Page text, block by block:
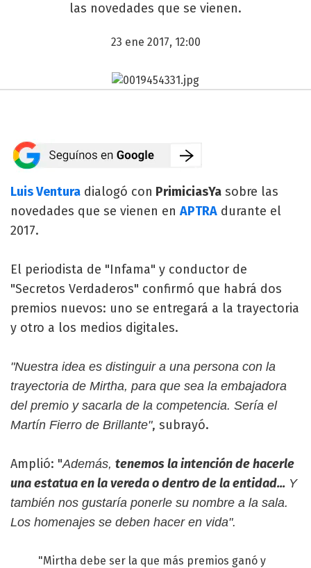
las novedades que se vienen.
23 ene 2017, 12:00
Luis Ventura dialogó con PrimiciasYa sobre las
novedades que se vienen en APTRA durante el
2017.
El periodista de "Infama" y conductor de
"Secretos Verdaderos" confirmó que habrá dos
premios nuevos: uno se entregará a la trayectoria
y otro a los medios digitales.
"Nuestra idea es distinguir a una persona con la
trayectoria de Mirtha, para que sea la embajadora
del premio y sacarla de la competencia. Sería el
Martín Fierro de Brillante", subrayó.
Amplió: "Además, tenemos la intención de hacerle
una estatua en la vereda o dentro de la entidad... Y
también nos gustaría ponerle su nombre a la sala.
Los homenajes se deben hacer en vida".
"Mirtha debe ser la que más premios ganó y